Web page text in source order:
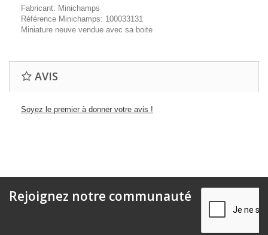
Fabricant: Minichamps
Référence Minichamps: 100033131
Miniature neuve vendue avec sa boite
AVIS
Soyez le premier à donner votre avis !
Rejoignez notre communauté